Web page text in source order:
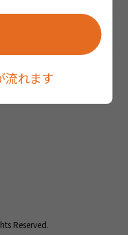
れます
Reserved.